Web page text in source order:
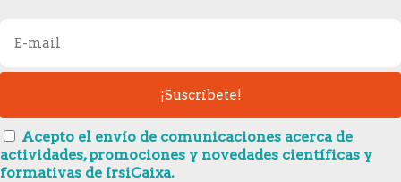
Acepto el envío de comunicaciones acerca de
actividades, promociones y novedades científicas y
formativas de IrsiCaixa.